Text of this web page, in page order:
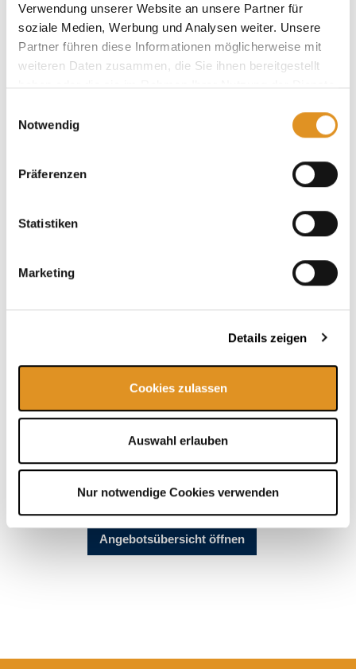
Verwendung unserer Website an unsere Partner für
soziale Medien, Werbung und Analysen weiter. Unsere
Partner führen diese Informationen möglicherweise mit
weiteren Daten zusammen, die Sie ihnen bereitgestellt
haben oder die sie im Rahmen Ihrer Nutzung der Dienste
Cookies, wenn Sie unsere Webseite weiterhin nutzen.
Notwendig
Präferenzen
Statistiken
Marketing
Details zeigen
Cookies zulassen
Auswahl erlauben
Nur notwendige Cookies verwenden
In unserem Spa Menu findest du klassische Massagen, aber
auch extravagante Treatments aus aller Welt. Lass dich in die
genieße wohltuende ayurvedische Anwendungen und vieles
Wir sind im BereichVitalTherme & Saunen(textilfrei, ab 16
J.) gegenüber des Restaurants Veneziano zu finden.
Erreichbar täglich von 10-18 Uhr
Massage Buchungen nur per E-Mail möglich!
Jetzt Massage buchen!
Angebotsübersicht öffnen